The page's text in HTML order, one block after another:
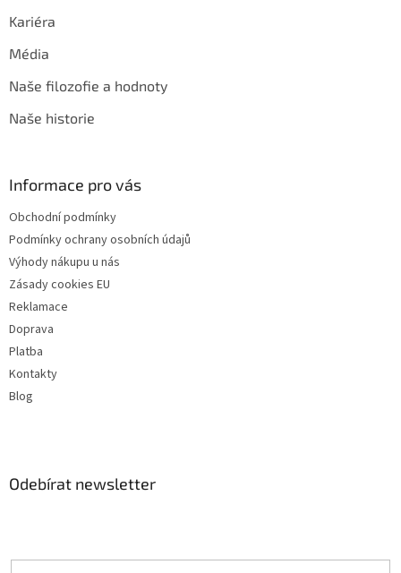
Kariéra
Média
Naše filozofie a hodnoty
Naše historie
Informace pro vás
Obchodní podmínky
Podmínky ochrany osobních údajů
Výhody nákupu u nás
Zásady cookies EU
Reklamace
Doprava
Platba
Kontakty
Blog
Odebírat newsletter